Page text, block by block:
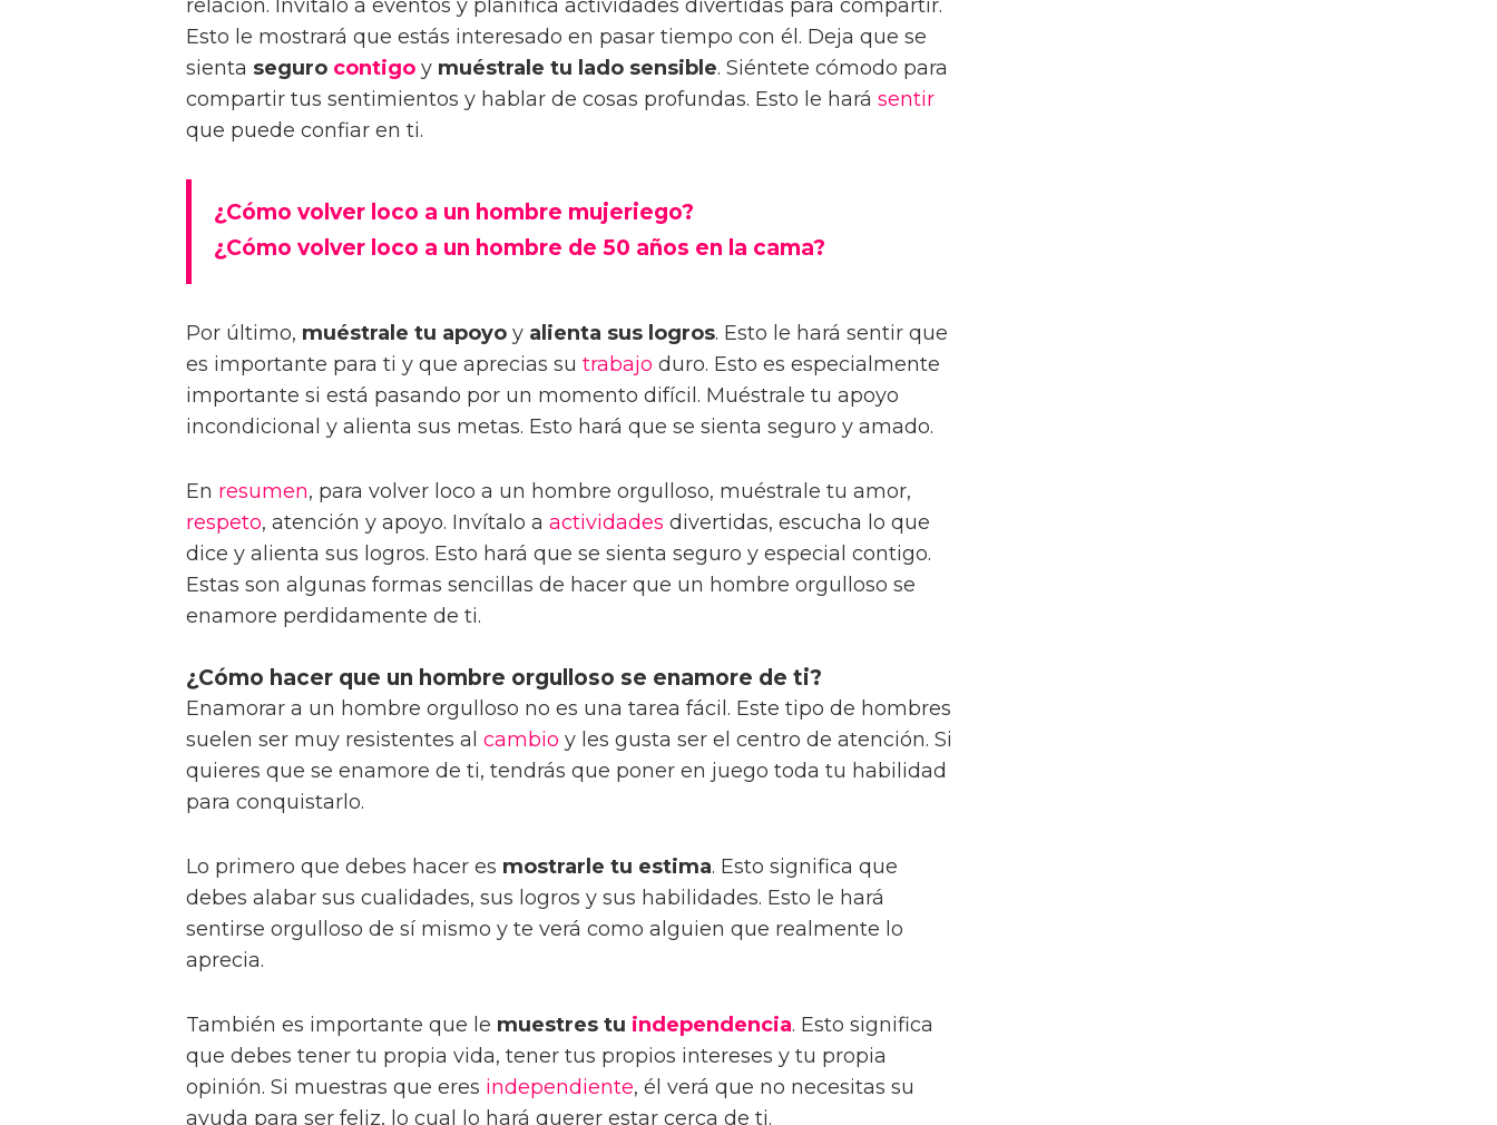
relación. Invítalo a eventos y planifica actividades divertidas para compartir.
Esto le mostrará que estás interesado en pasar tiempo con él. Deja que se
sienta seguro contigo y muéstrale tu lado sensible. Siéntete cómodo para
compartir tus sentimientos y hablar de cosas profundas. Esto le hará sentir
que puede confiar en ti.
¿Cómo volver loco a un hombre mujeriego?
¿Cómo volver loco a un hombre de 50 años en la cama?
Por último, muéstrale tu apoyo y alienta sus logros. Esto le hará sentir que
es importante para ti y que aprecias su trabajo duro. Esto es especialmente
importante si está pasando por un momento difícil. Muéstrale tu apoyo
incondicional y alienta sus metas. Esto hará que se sienta seguro y amado.
En resumen, para volver loco a un hombre orgulloso, muéstrale tu amor,
respeto, atención y apoyo. Invítalo a actividades divertidas, escucha lo que
dice y alienta sus logros. Esto hará que se sienta seguro y especial contigo.
Estas son algunas formas sencillas de hacer que un hombre orgulloso se
enamore perdidamente de ti.
¿Cómo hacer que un hombre orgulloso se enamore de ti?
Enamorar a un hombre orgulloso no es una tarea fácil. Este tipo de hombres
suelen ser muy resistentes al cambio y les gusta ser el centro de atención. Si
quieres que se enamore de ti, tendrás que poner en juego toda tu habilidad
para conquistarlo.
Lo primero que debes hacer es mostrarle tu estima. Esto significa que
debes alabar sus cualidades, sus logros y sus habilidades. Esto le hará
sentirse orgulloso de sí mismo y te verá como alguien que realmente lo
aprecia.
También es importante que le muestres tu independencia. Esto significa
que debes tener tu propia vida, tener tus propios intereses y tu propia
opinión. Si muestras que eres independiente, él verá que no necesitas su
ayuda para ser feliz, lo cual lo hará querer estar cerca de ti.